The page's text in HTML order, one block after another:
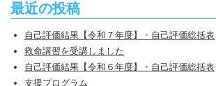
最近の投稿
自己評価結果【令和７年度】・自己評価総括表
救命講習を受講しました
自己評価結果【令和６年度】・自己評価総括表
支援プログラム